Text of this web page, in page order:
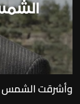
وأشرقت الشمس